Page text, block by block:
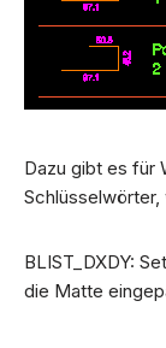
Dazu gibt es für
Schlüsselwörter,
BLIST_DXDY:
die Matte